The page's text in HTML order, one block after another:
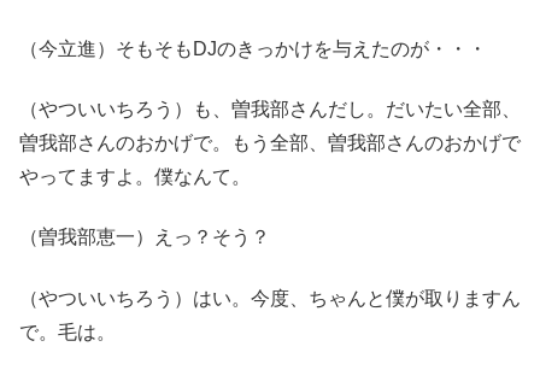
（今立進）そもそもDJのきっかけを与えたのが・・・
（やついいちろう）も、曽我部さんだし。だいたい全部、
曽我部さんのおかげで。もう全部、曽我部さんのおかげで
やってますよ。僕なんて。
（曽我部恵一）えっ？そう？
（やついいちろう）はい。今度、ちゃんと僕が取りますん
で。毛は。